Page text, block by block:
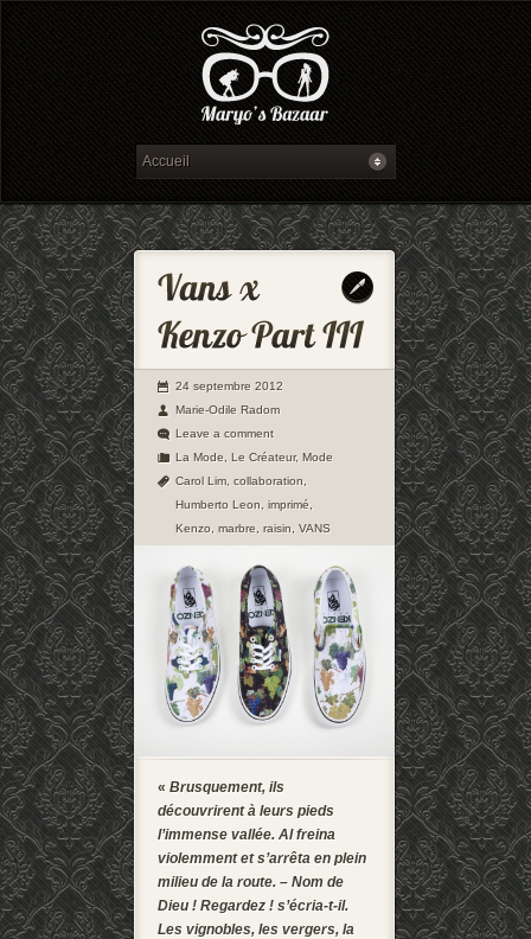
24 septembre 2012
Marie-Odile Radom
Leave a comment
La Mode
Le Créateur, Mode
Carol Lim collaboration
Humberto Leon imprimé
Kenzo
marbre raisin VANS
« Brusquement, ils
découvrirent à leurs pieds
l’immense vallée. Al freina
violemment et s’arrêta en plein
milieu de la route. – Nom de
Dieu ! Regardez ! s’écria-t-il.
Les vignobles, les vergers, la